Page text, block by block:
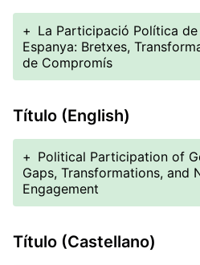
+ La Participació Política
Espanya: Bretxes,
de Compromís
Título (English)
+ Political Participation of
Gaps, Transformations, and
Engagement
Título (Castellano)